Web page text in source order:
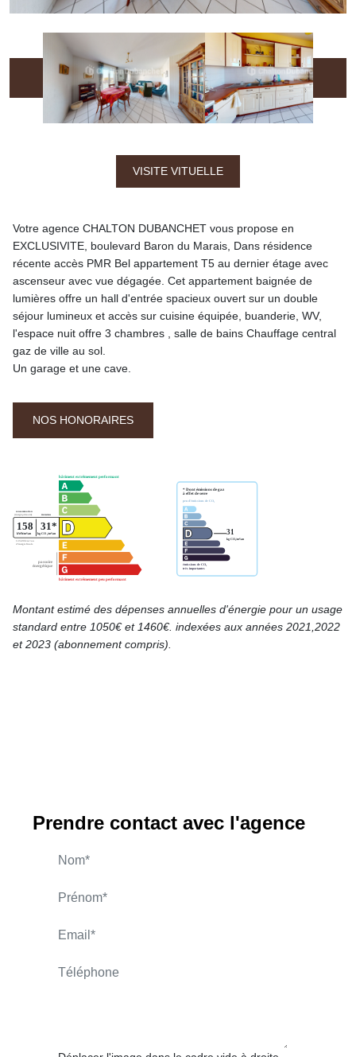
VISITE VITUELLE
Votre agence CHALTON DUBANCHET vous propose en
EXCLUSIVITE, boulevard Baron du Marais, Dans résidence
récente accès PMR Bel appartement T5 au dernier étage avec
ascenseur avec vue dégagée. Cet appartement baignée de
lumières offre un hall d'entrée spacieux ouvert sur un double
séjour lumineux et accès sur cuisine équipée, buanderie, WV,
l'espace nuit offre 3 chambres , salle de bains Chauffage central
gaz de ville au sol.
Un garage et une cave.
NOS HONORAIRES
Montant estimé des dépenses annuelles d'énergie pour un usage
standard entre 1050€ et 1460€. indexées aux années 2021,2022
et 2023 (abonnement compris).
Prendre contact avec l'agence